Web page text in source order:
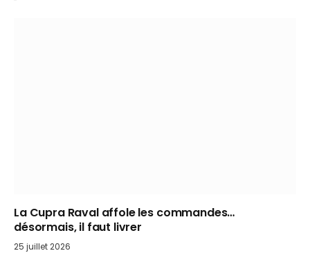
La Cupra Raval affole les commandes…
désormais, il faut livrer
25 juillet 2026